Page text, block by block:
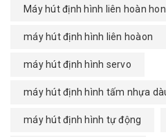
Máy hút định hình liên hoàn
máy hút định hình liên hoàon
máy hút định hình servo
máy hút định hình tấm nhựa
máy hút định hình tự động